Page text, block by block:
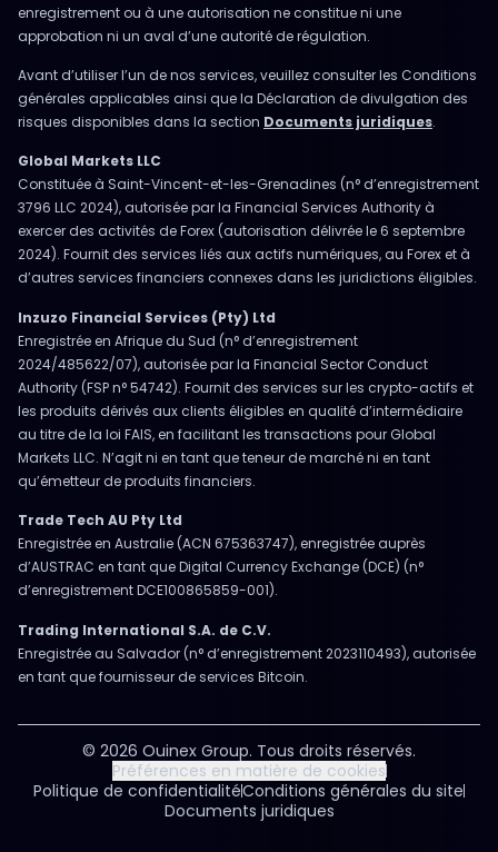
enregistrement ou à une autorisation ne constitue ni une
approbation ni un aval d’une autorité de régulation.
Avant d’utiliser l’un de nos services, veuillez consulter les Conditions
générales applicables ainsi que la Déclaration de divulgation des
risques disponibles dans la section Documents juridiques.
Global Markets LLC
Constituée à Saint-Vincent-et-les-Grenadines (n° d’enregistrement
3796 LLC 2024), autorisée par la Financial Services Authority à
exercer des activités de Forex (autorisation délivrée le 6 septembre
2024). Fournit des services liés aux actifs numériques, au Forex et à
d’autres services financiers connexes dans les juridictions éligibles.
Inzuzo Financial Services (Pty) Ltd
Enregistrée en Afrique du Sud (n° d’enregistrement
2024/485622/07), autorisée par la Financial Sector Conduct
Authority (FSP n° 54742). Fournit des services sur les crypto-actifs et
les produits dérivés aux clients éligibles en qualité d’intermédiaire
au titre de la loi FAIS, en facilitant les transactions pour Global
Markets LLC. N’agit ni en tant que teneur de marché ni en tant
qu’émetteur de produits financiers.
Trade Tech AU Pty Ltd
Enregistrée en Australie (ACN 675363747), enregistrée auprès
d’AUSTRAC en tant que Digital Currency Exchange (DCE) (n°
d’enregistrement DCE100865859-001).
Trading International S.A. de C.V.
Enregistrée au Salvador (n° d’enregistrement 2023110493), autorisée
en tant que fournisseur de services Bitcoin.
© 2026 Ouinex Group. Tous droits réservés.
Préférences en matière de cookies
Politique de confidentialitéConditions générales du site
Documents juridiques